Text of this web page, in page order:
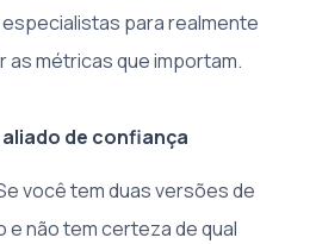
para realmente
métricas que importam.
de confiança
você tem duas versões de
e não tem certeza de qual